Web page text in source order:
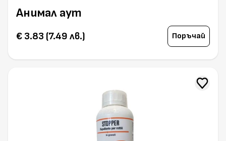
Анимал аут
€ 3.83 (7.49 лв.) Поръчай